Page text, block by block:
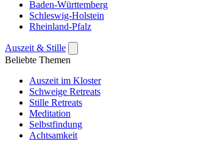
Baden-Württemberg
Schleswig-Holstein
Rheinland-Pfalz
Auszeit & Stille
Beliebte Themen
Auszeit im Kloster
Schweige Retreats
Stille Retreats
Meditation
Selbstfindung
Achtsamkeit